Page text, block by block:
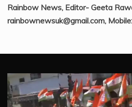
Rainbow News, Editor- Geeta
rainbownewsuk@gmail.com,
Video
Player